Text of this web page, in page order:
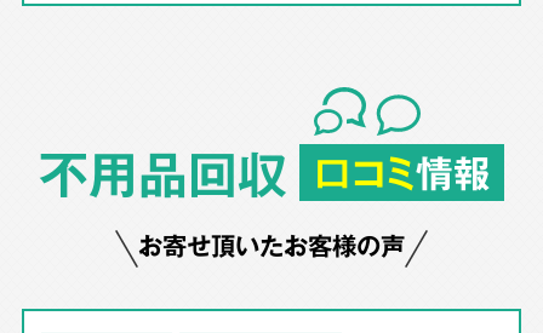
不用品回収 口コミ情報
お寄せ頂いたお客様の声